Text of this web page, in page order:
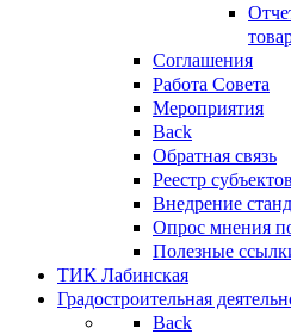
Соглашения
Работа Совета
Мероприятия
Back
Обратная связь
Реестр
Внедрение
Опрос мнения
Полезные
ТИК Лабинская
Градостроительная
Back